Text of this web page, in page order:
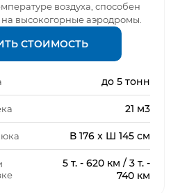
воздуха, способен
на высокогорные аэродромы.
СТОИМОСТЬ
до 5 тонн
21 м3
В 176 x Ш 145 см
5 т. - 620 км / 3 т. -
740 км